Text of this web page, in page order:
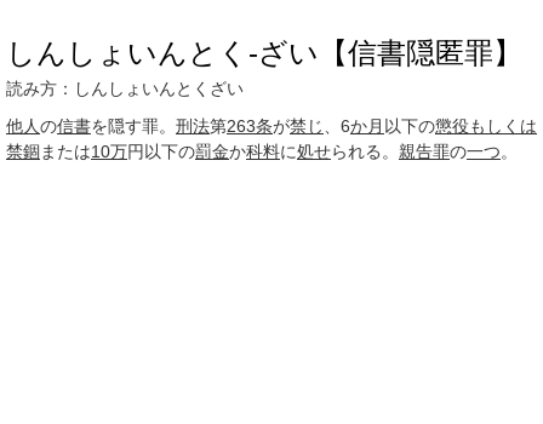
しんしょいんとく‐ざい【信書隠匿罪】
読み方：しんしょいんとくざい
他人の信書を隠す罪。 刑法第263条が禁じ 、6か月 以下の懲役もしくは
禁錮 または10万円以下の罰金か科料に処せられる。 親告罪の一つ。